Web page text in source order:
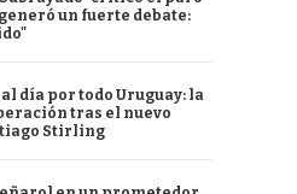
un fuerte debate:
día por todo Uruguay: la
tras el nuevo
Stirling